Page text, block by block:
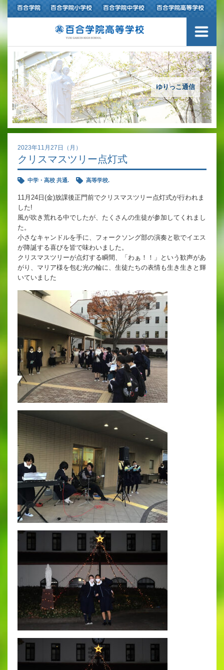
ゆりっこ通信
2023年11月27日（月）
クリスマスツリー点灯式
中学・高校 共通. 高等学校.
11月24日(金)放課後正門前でクリスマスツリー点灯式が行われま
した!
風が吹き荒れる中でしたが、たくさんの生徒が参加してくれまし
た。
小さなキャンドルを手に、フォークソング部の演奏と歌でイエス
が降誕する喜びを皆で味わいました。
クリスマスツリーが点灯する瞬間、「わぁ！！」という歓声があ
がり、マリア様を包む光の輪に、生徒たちの表情も生き生きと輝
いていました
学校紹介
アクセスマップ
沿革
アカデミックリサーチコース
両コース共通の取り組み
施設紹介
ゆりっこおすすめの
学校スポット
行事スケジュール
制服紹介
2027年度 入試について
出願時申請書類ダウンロード
帰国子女・転編入試験募集要項
入学金・学費
特待生・学費減免制度
入試関連よくある質問
入試イベント情報
進路実績
進路指導